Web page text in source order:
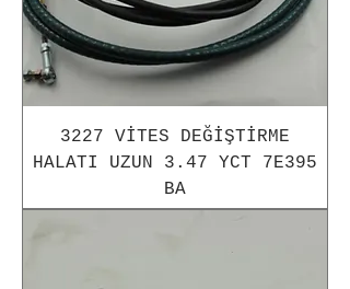
3227 VİTES DEĞİŞTİRME
HALATI UZUN 3.47 YCT 7E395
BA